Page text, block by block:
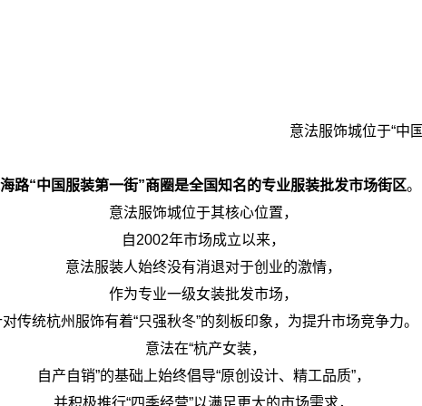
位于“中国服装第一街”
路“中国服装第一街”商圈是全国知名的专业服装批发市场街区。
意法服饰城位于其核心位置，
自2002年市场成立以来，
意法服装人始终没有消退对于创业的激情，
作为专业一级女装批发市场，
传统杭州服饰有着“只强秋冬”的刻板印象， 为提升市场竞争力。
意法在“杭产女装，
自产自销”的基础上始终倡导“原创设计、精工品质”，
并积极推行“四季经营”以满足更大的市场需求，